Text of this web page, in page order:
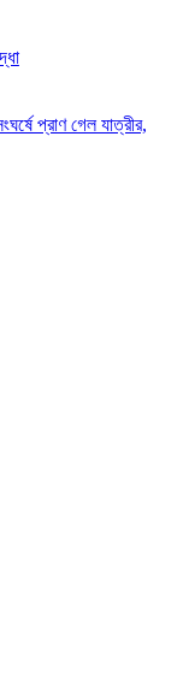
প্রাণ গেল যাত্রীর,